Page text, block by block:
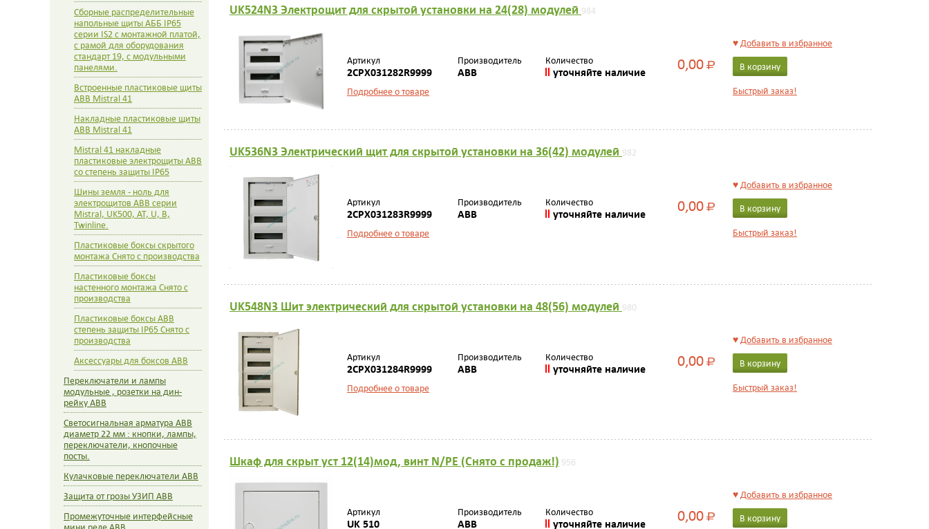
Сборные распределительные
напольные щиты АББ IP65
серии IS2 с монтажной платой,
с рамой для оборудования
стандарт 19, с модульными
панелями.
Встроенные пластиковые щиты
АВВ Mistral 41
Накладные пластиковые щиты
АВВ Mistral 41
Mistral 41 накладные
пластиковые электрощиты ABB
со степень защиты IP65
Шины земля - ноль для
электрощитов АВВ серии
Mistral, UK500, AT, U, B,
Twinline.
Пластиковые боксы скрытого
монтажа Снято с производства
Пластиковые боксы
настенного монтажа Снято с
производства
Пластиковые боксы ABB
степень защиты IP65 Снято с
производства
Аксессуары для боксов ABB
Переключатели и лампы
модульные , розетки на дин-
рейку ABB
Светосигнальная арматура ABB
диаметр 22 мм : кнопки, лампы,
переключатели, кнопочные
посты.
Кулачковые переключатели ABB
Защита от грозы УЗИП ABB
Промежуточные интерфейсные
UK524N3 Электрощит для скрытой установки на 24(28) модулей 984
Артикул
2CPX031282R9999
Подробнее о товаре
Производитель
ABB
Количество
уточняйте наличие 0,00Р
♥Добавить в избранное
В корзину
Быстрый заказ!
UK536N3 Электрический щит для скрытой установки на 36(42) модулей 982
Артикул
2CPX031283R9999
Подробнее о товаре
Производитель
ABB
Количество
уточняйте наличие 0,00Р
♥Добавить в избранное
В корзину
Быстрый заказ!
UK548N3 Шит электрический для скрытой установки на 48(56) модулей 980
Артикул
2CPX031284R9999
Подробнее о товаре
Производитель
ABB
Количество
уточняйте наличие 0,00Р
♥Добавить в избранное
В корзину
Быстрый заказ!
Шкаф для скрыт уст 12(14)мод, винт N/PE (Снято с продаж!) 956
Артикул
UK 510
Производитель
ABB
Количество
уточняйте наличие 0,00Р
♥Добавить в избранное
В корзину